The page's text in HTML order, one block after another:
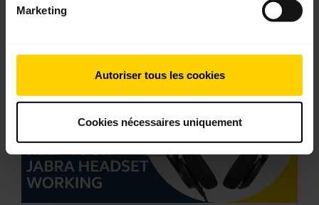
Marketing
Autoriser tous les cookies
Cookies nécessaires uniquement